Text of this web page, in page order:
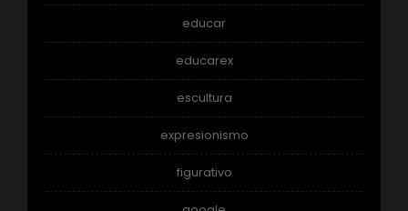
educar
educarex
escultura
expresionismo
figurativo